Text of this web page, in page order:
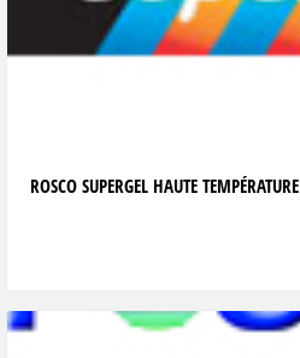
ROSCO SUPERGEL HAUTE TEMPÉRATURE